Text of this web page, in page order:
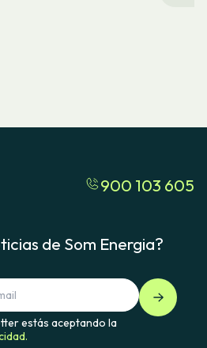
900 103 605
de Som Energia?
estás aceptando la